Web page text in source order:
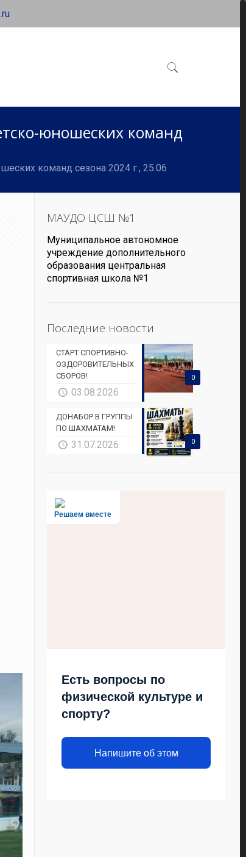
юношеских команд
команд сезона 2024 г., 25.06
МАУДО ЦСШ №1
Муниципальное автономное
учреждение дополнительного
образования центральная
спортивная школа №1
Последние новости
0
СТАРТ СПОРТИВНО-
ОЗДОРОВИТЕЛЬНЫХ
СБОРОВ!
03.08.2026
0
ДОНАБОР В ГРУППЫ
ПО ШАХМАТАМ!
31.07.2026
Решаем вместе
Есть вопросы по
физической культуре и
спорту?
Напишите об этом